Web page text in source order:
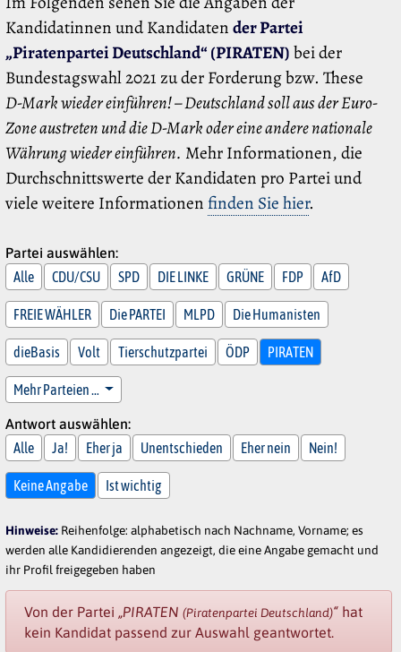
Kandidatinnen und Kandidatender Partei
„Piratenpartei Deutschland“ (PIRATEN)bei der
Bundestagswahl 2021 zu der Forderung bzw. These
D-Mark wieder einführen! – Deutschland soll aus der Euro-
Zone austreten und die D-Mark oder eine andere nationale
Währung wieder einführen. Mehr Informationen, die
Durchschnittswerte der Kandidaten pro Partei und
viele weitere Informationen finden Sie hier.
Partei auswählen:
Alle
CDU/CSU SPD DIE LINKE GRÜNE FDP AfD
FREIE WÄHLER Die PARTEI MLPD Die Humanisten
dieBasis Volt Tierschutzpartei ÖDP PIRATEN
Mehr Parteien …
Antwort auswählen:
Alle
Ja! Eher ja Unentschieden Eher nein Nein!
Keine Angabe Ist wichtig
Hinweise: Reihenfolge: alphabetisch nach Nachname, Vorname; es
werden alle Kandidierenden angezeigt, die eine Angabe gemacht und
ihr Profil freigegeben haben
Von der Partei „PIRATEN (Piratenpartei Deutschland)“ hat
kein Kandidat passend zur Auswahl geantwortet.